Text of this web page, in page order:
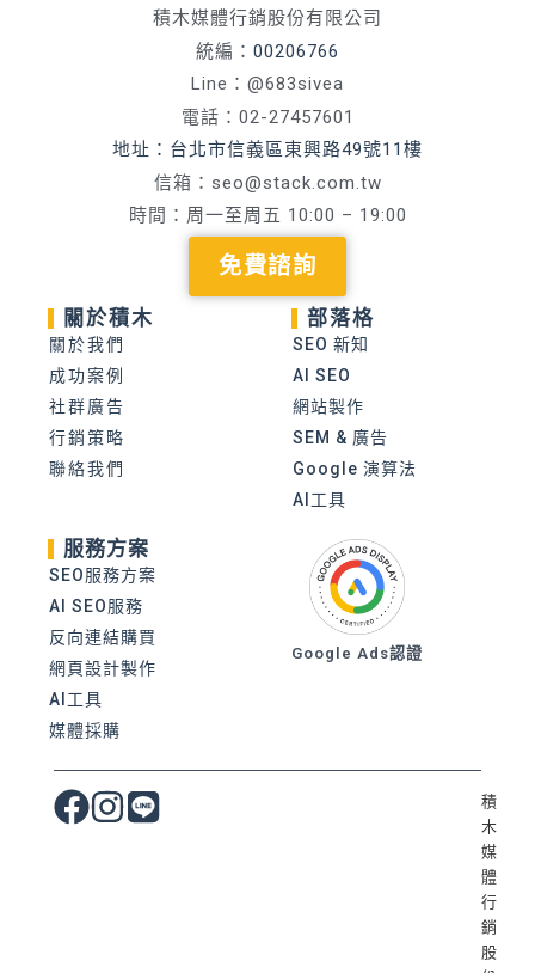
積木媒體行銷股份有限公司
統編： 00206766
Line：@683sivea
電話：02-27457601
地址：台北市信義區東興路49號11樓
信箱： seo@stack.com.tw
時間：周一至周五 10:00 – 19:00
免費諮詢
關於積木
關於我們
成功案例
社群廣告
行銷策略
聯絡我們
部落格
SEO 新知
AI SEO
網站製作
SEM & 廣告
Google 演算法
AI工具
服務方案
SEO服務方案
AI SEO服務
反向連結購買
網頁設計製作
AI工具
媒體採購
Google Ads認證
積
木
媒
體
行
銷
股